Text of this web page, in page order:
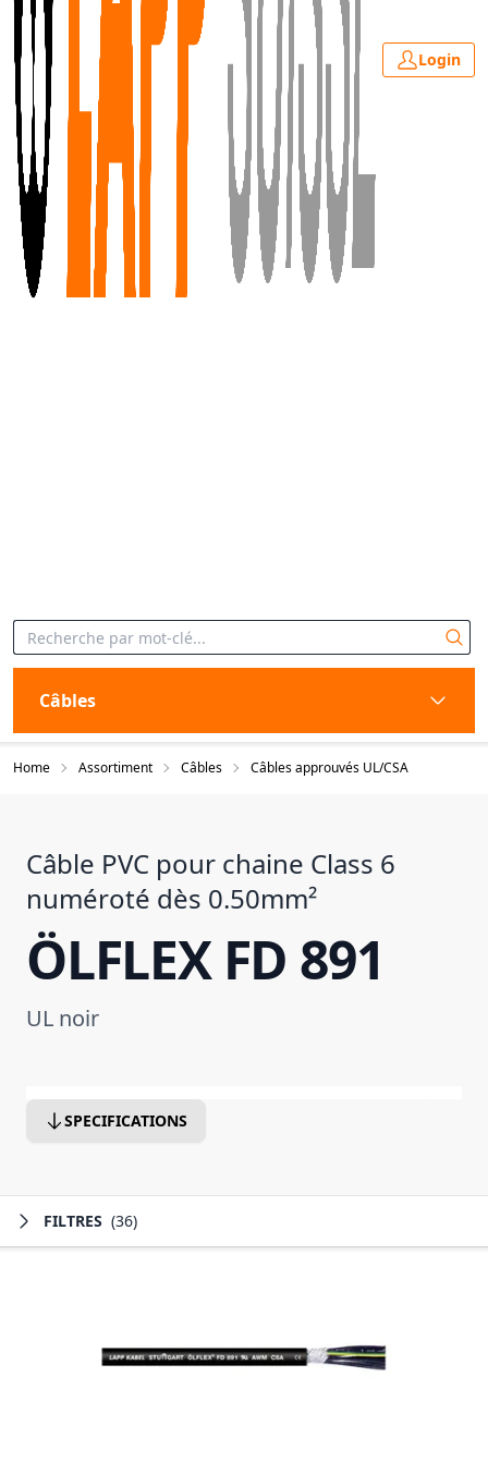
Login
Câbles
Home Assortiment Câbles Câbles approuvés UL/CSA
Câble PVC pour chaine Class 6
numéroté dès 0.50mm²
ÖLFLEX FD 891
UL noir
SPECIFICATIONS
FILTRES (36)